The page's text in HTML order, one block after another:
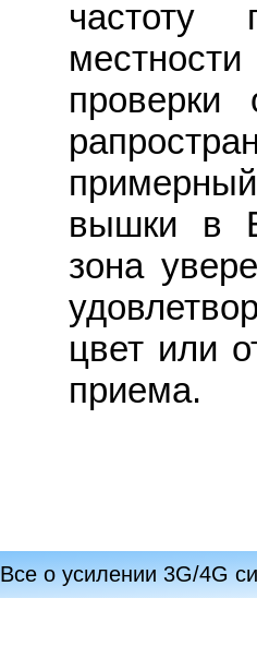
частоту
проверки
вышки в
зона
цвет или
приема.
Все о усилении 3G/4G